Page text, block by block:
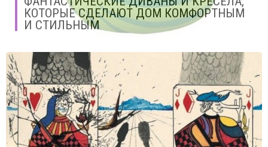
КОТОРЫЕ СДЕЛАЮТ ДОМ КОМФОРТНЫМ
И СТИЛЬНЫМ